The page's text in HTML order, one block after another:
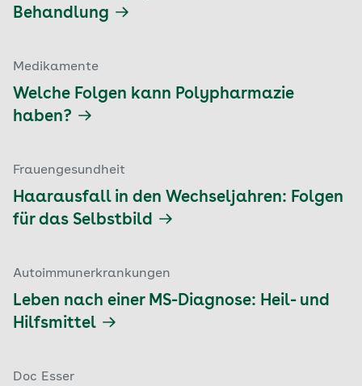
Behandlung
Medikamente
Welche Folgen kann Polypharmazie
haben?
Frauengesundheit
Haarausfall in den Wechseljahren: Folgen
für das Selbstbild
Autoimmunerkrankungen
Leben nach einer MS-Diagnose: Heil- und
Hilfsmittel
Doc Esser